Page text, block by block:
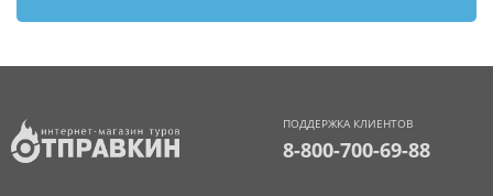
ПОДДЕРЖКА КЛИЕНТОВ
8-800-700-69-88